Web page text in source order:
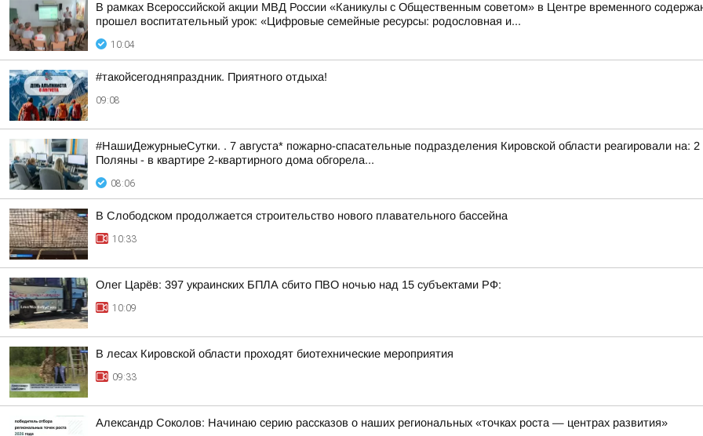
В рамках Всероссийской акции МВД России «Каникулы с Общественным советом» в Центре временного
прошел воспитательный урок: «Цифровые семейные ресурсы: родословная и...
10:04
#такойсегодняпраздник. Приятного отдыха!
09:08
#НашиДежурныеСутки. . 7 августа* пожарно-спасательные подразделения Кировской области реагировали на:
Поляны - в квартире 2-квартирного дома обгорела...
08:06
В Слободском продолжается строительство нового плавательного бассейна
10:33
Олег Царёв: 397 украинских БПЛА сбито ПВО ночью над 15 субъектами РФ:
10:09
В лесах Кировской области проходят биотехнические мероприятия
09:33
Александр Соколов: Начинаю серию рассказов о наших региональных «точках роста — центрах развития»